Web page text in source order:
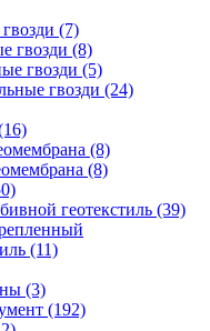
(7)
гвозди (8)
гвозди (5)
гвозди (24)
(8)
(8)
геотекстиль (39)
(11)
(3)
(192)